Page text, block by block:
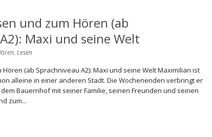
und zum Hören (ab
Maxi und seine Welt
, Lesen
(ab Sprachniveau A2): Maxi und seine Welt Maximilian ist
alleine in einer anderen Stadt. Die Wochenenden verbringt er
Bauernhof mit seiner Familie, seinen Freunden und seinen
zum...